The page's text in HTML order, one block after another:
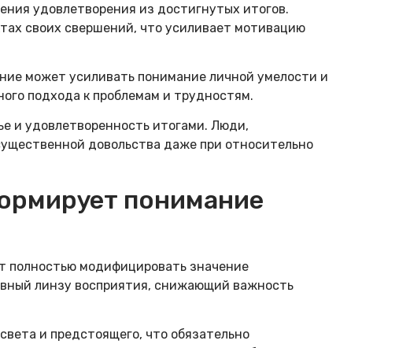
удовлетворения из достигнутых итогов.
своих свершений, что усиливает мотивацию
может усиливать понимание личной умелости и
подхода к проблемам и трудностям.
и удовлетворенность итогами. Люди,
довольства даже при относительно
понимание
полностью модифицировать значение
линзу восприятия, снижающий важность
и предстоящего, что обязательно